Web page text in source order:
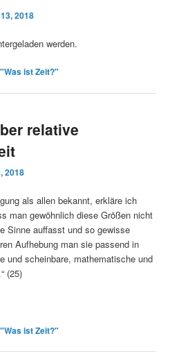
2018
werden.
ist Zeit?"
relative
2018
als allen bekannt, erkläre ich
man gewöhnlich diese Größen nicht
Sinne auffasst und so gewisse
Aufhebung man sie passend in
und scheinbare, mathematische und
(25)
ist Zeit?"